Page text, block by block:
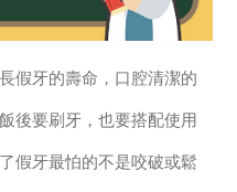
假牙的壽命，口腔清潔的
後要刷牙，也要搭配使用
假牙最怕的不是咬破或鬆